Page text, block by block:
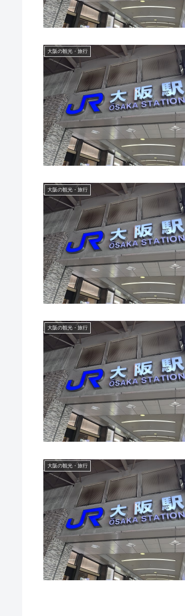
大阪の観光・旅行
大阪の観光・旅行
大阪の観光・旅行
大阪の観光・旅行